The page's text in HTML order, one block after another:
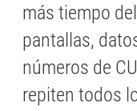
más tiempo
pantallas,
números de
repiten todos